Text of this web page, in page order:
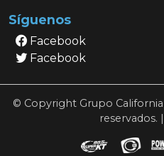
Síguenos
Facebook
Facebook
© Copyright Grupo
reservados.